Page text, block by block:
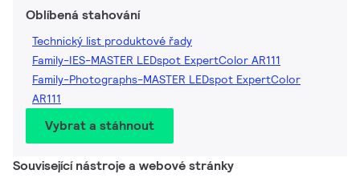
Oblíbená stahování
Technický list produktové řady
Family-IES-MASTER LEDspot ExpertColor AR111
Family-Photographs-MASTER LEDspot ExpertColor
AR111
Vybrat a stáhnout
Související nástroje a webové stránky